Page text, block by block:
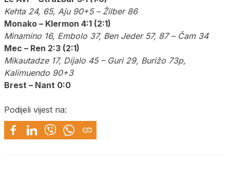
Kehta 24, 65, Aju 90+5 – Žilber 86
Monako – Klermon 4:1 (2:1)
Minamino 16, Embolo 37, Ben Jeder 57, 87 – Čam 34
Mec – Ren 2:3 (2:1)
Mikautadze 17, Dijalo 45 – Guri 29, Burižo 73p,
Kalimuendo 90+3
Brest – Nant 0:0
Podijeli vijest na: